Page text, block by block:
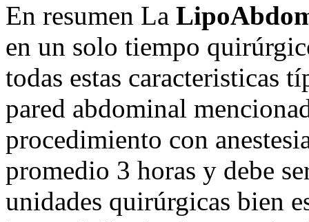
En resumen La
en un solo tiempo
todas estas caracteristicas
pared abdominal
procedimiento con
promedio 3 horas y debe
unidades quirúrgicas bien